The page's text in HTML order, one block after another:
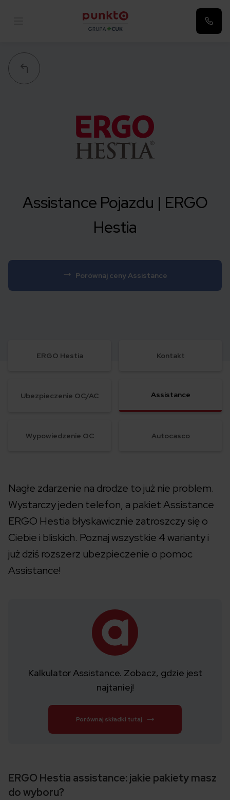
Assistance Pojazdu | ERGO
Hestia
Porównaj ceny Assistance
ERGO Hestia Kontakt
Ubezpieczenie OC/AC Assistance
Wypowiedzenie OC Autocasco
Nagłe zdarzenie na drodze to już nie problem.
Wystarczy jeden telefon, a pakiet Assistance
ERGO Hestia błyskawicznie zatroszczy się o
Ciebie i bliskich. Poznaj wszystkie 4 warianty i
już dziś rozszerz ubezpieczenie o pomoc
Assistance!
Kalkulator Assistance. Zobacz, gdzie jest
najtaniej!
Porównaj składki tutaj
ERGO Hestia assistance: jakie pakiety masz
do wyboru?